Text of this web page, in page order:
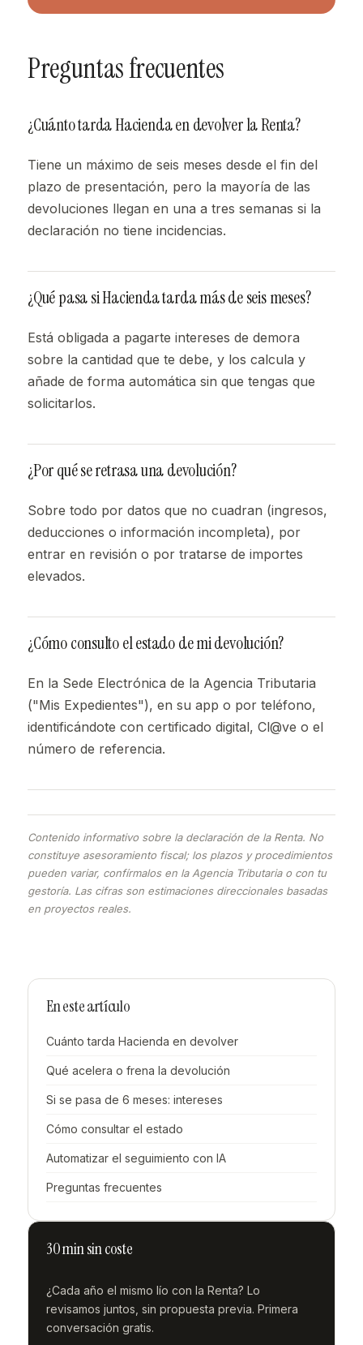
Preguntas frecuentes
¿Cuánto tarda Hacienda en devolver la Renta?
Tiene un máximo de seis meses desde el fin del
plazo de presentación, pero la mayoría de las
devoluciones llegan en una a tres semanas si la
declaración no tiene incidencias.
¿Qué pasa si Hacienda tarda más de seis meses?
Está obligada a pagarte intereses de demora
sobre la cantidad que te debe, y los calcula y
añade de forma automática sin que tengas que
solicitarlos.
¿Por qué se retrasa una devolución?
Sobre todo por datos que no cuadran (ingresos,
deducciones o información incompleta), por
entrar en revisión o por tratarse de importes
elevados.
¿Cómo consulto el estado de mi devolución?
En la Sede Electrónica de la Agencia Tributaria
("Mis Expedientes"), en su app o por teléfono,
identificándote con certificado digital, Cl@ve o el
número de referencia.
Contenido informativo sobre la declaración de la Renta. No
constituye asesoramiento fiscal; los plazos y procedimientos
pueden variar, confírmalos en la Agencia Tributaria o con tu
gestoría. Las cifras son estimaciones direccionales basadas
en proyectos reales.
En este artículo
Cuánto tarda Hacienda en devolver
Qué acelera o frena la devolución
Si se pasa de 6 meses: intereses
Cómo consultar el estado
Automatizar el seguimiento con IA
Preguntas frecuentes
30 min sin coste
¿Cada año el mismo lío con la Renta? Lo
revisamos juntos, sin propuesta previa. Primera
conversación gratis.